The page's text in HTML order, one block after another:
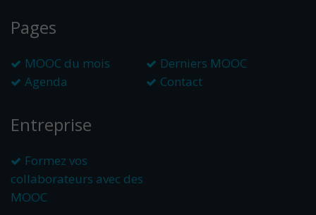
Pages
MOOC du mois
Derniers MOOC
Agenda
Contact
Entreprise
Formez vos
collaborateurs avec des
MOOC